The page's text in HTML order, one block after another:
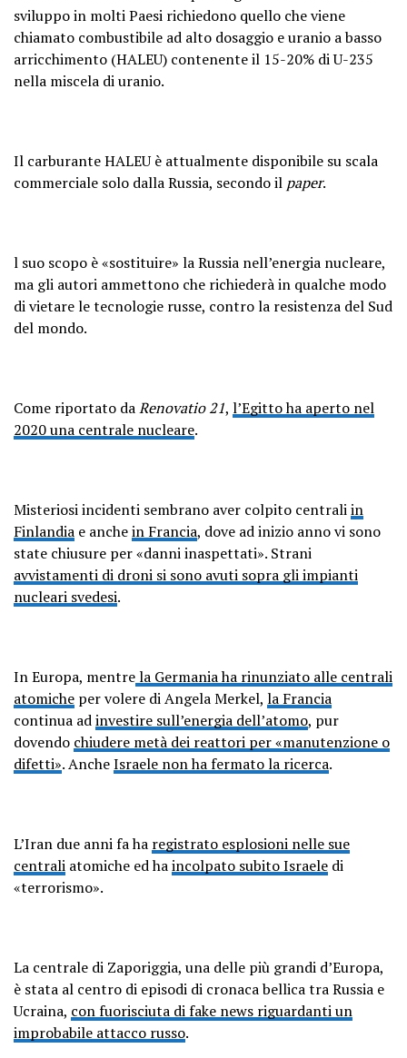
sviluppo in molti Paesi richiedono quello che viene
chiamato combustibile ad alto dosaggio e uranio a basso
arricchimento (HALEU) contenente il 15-20% di U-235
nella miscela di uranio.
Il carburante HALEU è attualmente disponibile su scala
commerciale solo dalla Russia, secondo il paper.
l suo scopo è «sostituire» la Russia nell’energia nucleare,
ma gli autori ammettono che richiederà in qualche modo
di vietare le tecnologie russe, contro la resistenza del Sud
del mondo.
Come riportato daRenovatio 21, l’Egitto ha aperto nel
2020 una centrale nucleare.
Misteriosi incidenti sembrano aver colpito centraliin
Finlandia e anchein Francia, dove ad inizio anno vi sono
state chiusure per «danni inaspettati». Strani
avvistamenti di droni si sono avuti sopra gli impianti
nucleari svedesi.
In Europa, mentrela Germania ha rinunziato alle centrali
atomiche per volere di Angela Merkel, la Francia
continua adinvestire sull’energia dell’atomo, pur
dovendo chiudere metà dei reattori per «manutenzione o
difetti». AncheIsraele non ha fermato la ricerca.
L’Iran due anni fa ha registrato esplosioni nelle sue
centrali atomiche ed haincolpato subito Israele di
«terrorismo».
La centrale di Zaporiggia, una delle più grandi d’Europa,
è stata al centro di episodi di cronaca bellica tra Russia e
Ucraina, con fuorisciuta di fake news riguardanti un
improbabile attacco russo.